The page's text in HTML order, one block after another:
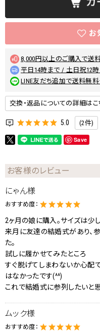
8,000円以上のご購入で送
平日14時まで / 土日祝12
LINE友だち追加で送料無料
交換・返品についての詳細はこ
5.0 (2件)
Save
お客様のレビュー
にゃん様
おすすめ度：
2ヶ月の娘に購入。サイズは少
来月に友達の結婚式があり、
た。
試しに履かせてみたところ
すぐ脱げてしまわないか心配
はなかったです(^^)
これで結婚式に参列したいと思
ムック様
おすすめ度：